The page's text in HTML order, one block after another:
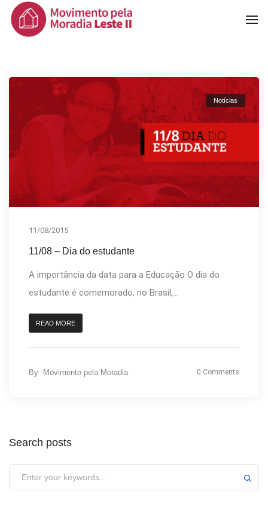
Notícias
11/08/2015
11/08 – Dia do estudante
A importância da data para a Educação O dia do
estudante é comemorado, no Brasil,...
READ MORE
By Movimento pela Moradia 0 Comments
Search posts